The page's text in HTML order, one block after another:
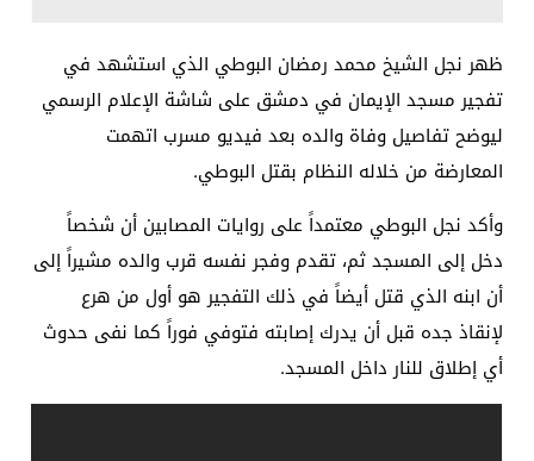
ظهر نجل الشيخ محمد رمضان البوطي الذي استشهد في
تفجير مسجد الإيمان في دمشق على شاشة الإعلام الرسمي
ليوضح تفاصيل وفاة والده بعد فيديو مسرب اتهمت
المعارضة من خلاله النظام بقتل البوطي.
وأكد نجل البوطي معتمداً على روايات المصابين أن شخصاً
دخل إلى المسجد ثم، تقدم وفجر نفسه قرب والده مشيراً إلى
أن ابنه الذي قتل أيضاً في ذلك التفجير هو أول من هرع
لإنقاذ جده قبل أن يدرك إصابته فتوفي فوراً كما نفى حدوث
أي إطلاق للنار داخل المسجد.